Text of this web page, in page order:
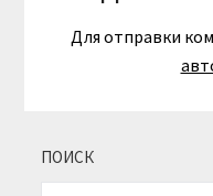
Для отправки
ПОИСК